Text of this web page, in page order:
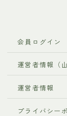
会員ログイン
運営者情報（
運営者情報
プライバシー